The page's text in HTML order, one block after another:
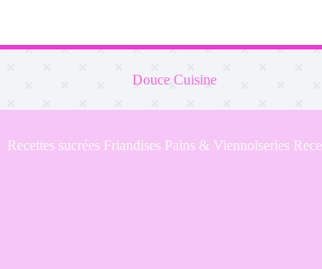
Douce Cuisine
Recettes sucrées Friandises Pains & Viennoiseries